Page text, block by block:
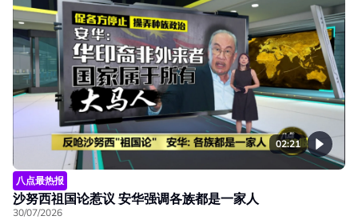
02:21
八点最热报
沙努西祖国论惹议 安华强调各族都是一家人
30/07/2026